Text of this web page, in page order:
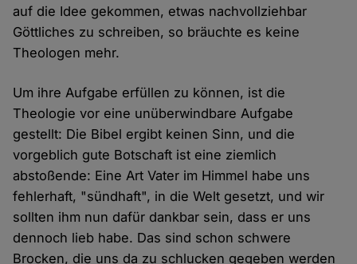
auf die Idee gekommen, etwas nachvollziehbar
Göttliches zu schreiben, so bräuchte es keine
Theologen mehr.
Um ihre Aufgabe erfüllen zu können, ist die
Theologie vor eine unüberwindbare Aufgabe
gestellt: Die Bibel ergibt keinen Sinn, und die
vorgeblich gute Botschaft ist eine ziemlich
abstoßende: Eine Art Vater im Himmel habe uns
fehlerhaft, "sündhaft", in die Welt gesetzt, und wir
sollten ihm nun dafür dankbar sein, dass er uns
dennoch lieb habe. Das sind schon schwere
Brocken, die uns da zu schlucken gegeben werden